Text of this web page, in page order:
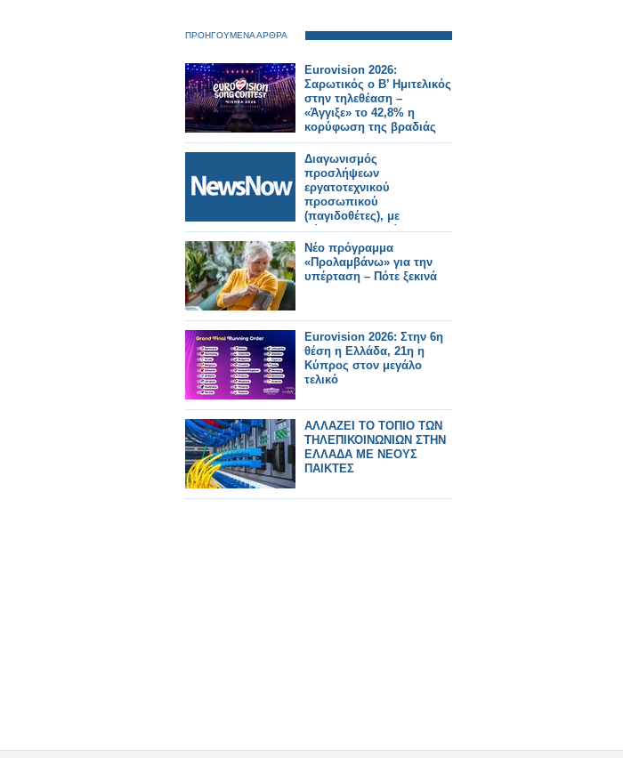
ΠΡΟΗΓΟΥΜΕΝΑ ΑΡΘΡΑ
Eurovision 2026:
Σαρωτικός ο Β’ Ημιτελικός
στην τηλεθέαση –
«Άγγιξε» το 42,8% η
κορύφωση της βραδιάς
Διαγωνισμός
προσλήψεων
εργατοτεχνικού
προσωπικού
(παγιδοθέτες), με
σύμβαση εργασίας
ορισμένου χρόνου στο
πρόγραμμα δακοκτονίας
2026.
Νέο πρόγραμμα
«Προλαμβάνω» για την
υπέρταση – Πότε ξεκινά
Eurovision 2026: Στην 6η
θέση η Ελλάδα, 21η η
Κύπρος στον μεγάλο
τελικό
ΑΛΛΑΖΕΙ ΤΟ ΤΟΠΙΟ ΤΩΝ
ΤΗΛΕΠΙΚΟΙΝΩΝΙΩΝ ΣΤΗΝ
ΕΛΛΑΔΑ ΜΕ ΝΕΟΥΣ
ΠΑΙΚΤΕΣ